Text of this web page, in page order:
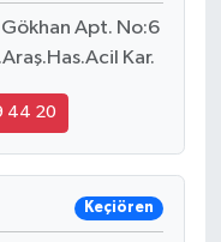
Apt. No:6
Kar.
44 20
Keçiören